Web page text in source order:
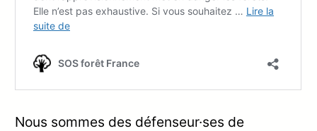
Nous sommes des défenseur·ses de